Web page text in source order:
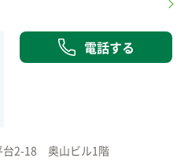
電話する
台2-18 奥山ビル1階